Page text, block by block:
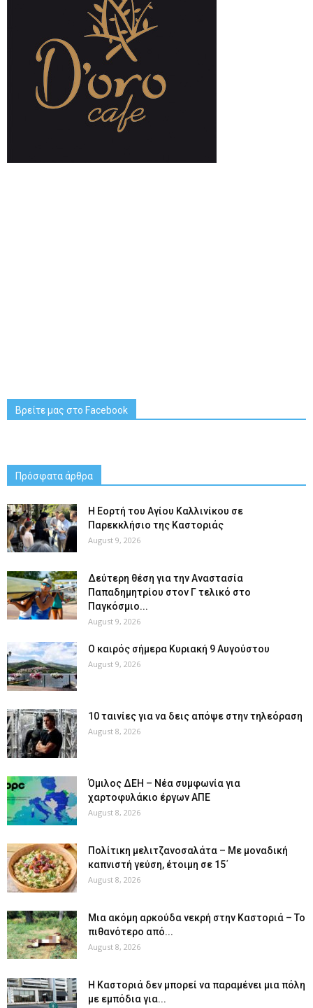
Βρείτε μας στο Facebook
Πρόσφατα άρθρα
H Εορτή του Αγίου Καλλινίκου σε
Παρεκκλήσιο της Καστοριάς
August 9, 2026
Δεύτερη θέση για την Αναστασία
Παπαδημητρίου στον Γ τελικό στο
Παγκόσμιο...
August 9, 2026
Ο καιρός σήμερα Κυριακή 9 Αυγούστου
August 9, 2026
10 ταινίες για να δεις απόψε στην τηλεόραση
August 8, 2026
Όμιλος ΔΕΗ – Νέα συμφωνία για
χαρτοφυλάκιο έργων ΑΠΕ
August 8, 2026
Πολίτικη μελιτζανοσαλάτα – Με μοναδική
καπνιστή γεύση, έτοιμη σε 15΄
August 8, 2026
Μια ακόμη αρκούδα νεκρή στην Καστοριά – Το
πιθανότερο από...
August 8, 2026
Η Καστοριά δεν μπορεί να παραμένει μια πόλη
με εμπόδια για...